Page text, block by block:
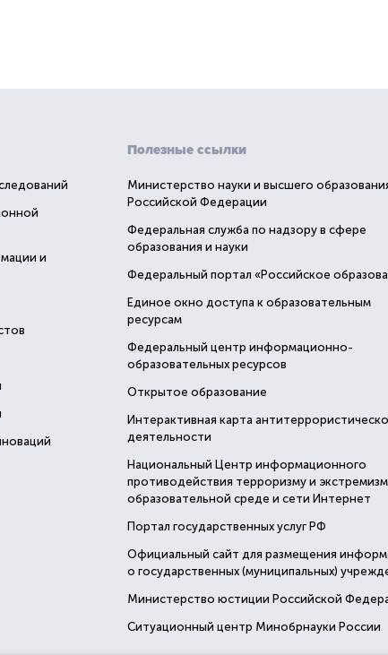
и
Полезные ссылки
Министерство науки и высшего
Российской Федерации
Федеральная служба по надзору в сфере
образования и науки
Федеральный портал «Российское
Единое окно доступа к образовательным
ресурсам
Федеральный центр информационно-
образовательных ресурсов
Открытое образование
Интерактивная карта
деятельности
Национальный Центр информационного
противодействия терроризму и
образовательной среде и сети Интернет
Портал государственных услуг РФ
Официальный сайт для размещения
о государственных (муниципальных)
Министерство юстиции Российской
Ситуационный центр Минобрнауки России